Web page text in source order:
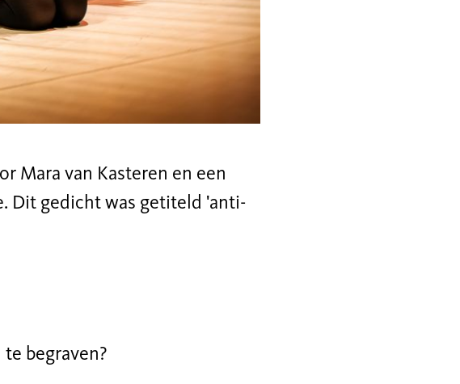
Mara van Kasteren en een
Dit gedicht was getiteld 'anti-
begraven?